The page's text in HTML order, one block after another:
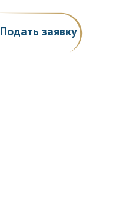
Подать заявку